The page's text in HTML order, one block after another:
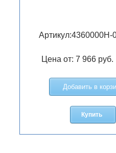
Артикул:4360000H-
Цена от:7 966 руб.
Добавить в
Купить